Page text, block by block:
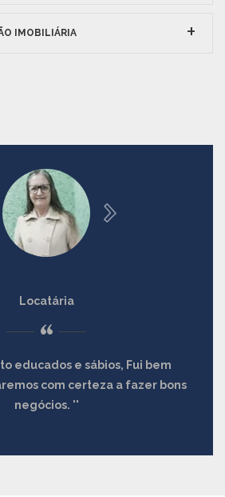
IMOBILIÁRIA
Locatária
“
educados e sábios, Fui bem
com certeza a fazer bons
negócios.